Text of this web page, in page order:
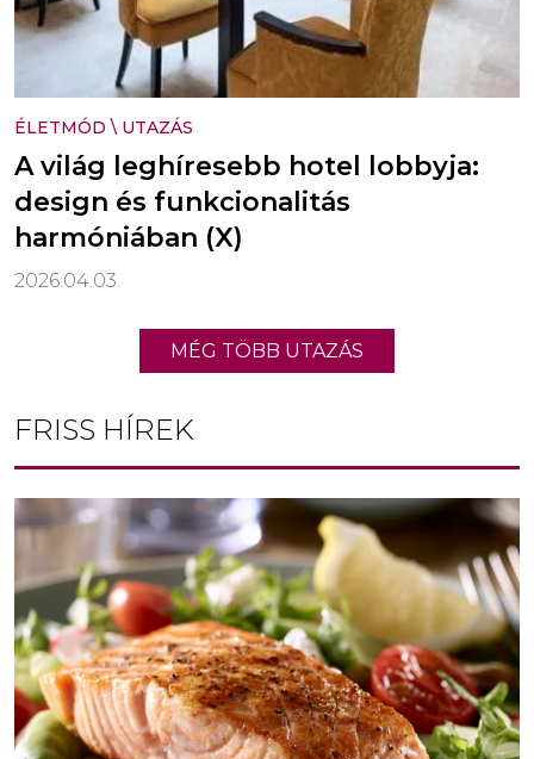
ÉLETMÓD \ UTAZÁS
A világ leghíresebb hotel lobbyja:
design és funkcionalitás
harmóniában (X)
2026.04.03.
MÉG TÖBB UTAZÁS
FRISS HÍREK